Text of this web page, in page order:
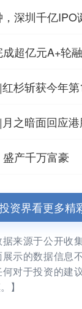
深圳千亿IPO
超亿元A+轮
杉斩获今年
之暗面回应
产千万富豪
资界看更多精
据来源于公开收
示的数据信息
对于投资的建
】